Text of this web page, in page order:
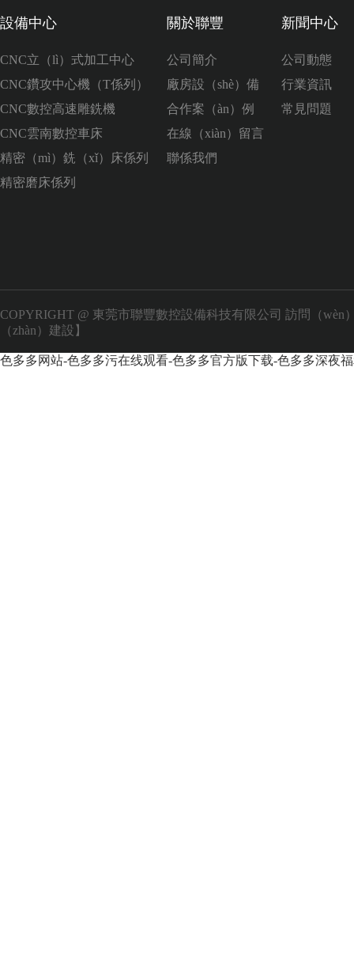
設備中心
CNC立（lì）式加工中心
CNC鑽攻中心機（T係列）
CNC數控高速雕銑機
CNC雲南數控車床
精密（mì）銑（xǐ）床係列
精密磨床係列
關於聯豐
公司簡介
廠房設（shè）備
合作案（àn）例
在線（xiàn）留言
聯係我們
新聞中心
公司動態
行業資訊
常見問題
COPYRIGHT @ 東莞市聯豐數控設備科技有限公司 訪問（wèn
（zhàn）建設】
色多多网站-色多多污在线观看-色多多官方版下载-色多多深夜